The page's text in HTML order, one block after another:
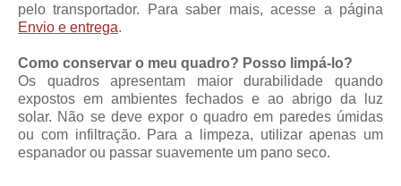
pelo transportador. Para saber mais, acesse a página
Envio e entrega.
Como conservar o meu quadro? Posso limpá-lo?
Os quadros apresentam maior durabilidade quando
expostos em ambientes fechados e ao abrigo da luz
solar. Não se deve expor o quadro em paredes úmidas
ou com infiltração. Para a limpeza, utilizar apenas um
espanador ou passar suavemente um pano seco.